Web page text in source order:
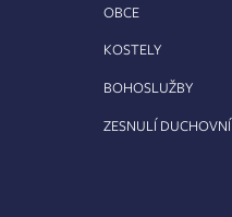
OBCE
KOSTELY
BOHOSLUŽBY
ZESNULÍ DUCHOVNÍ